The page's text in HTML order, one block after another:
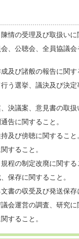
情の受理及び取扱いに
、公聴会、全員協議
及び諸般の報告に関す
う選挙、議決及び決
決議案、意見書の取扱
告に関すること。
及び傍聴に関すること
すること。
程の制定改廃に関する
保存に関すること。
書の収受及び発送保存
会運営の調査、研究に
すること。